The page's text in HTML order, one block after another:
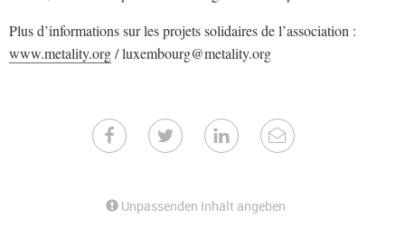
Plus d’informations sur les projets solidaires de l’association :
www.metality.org/ luxembourg@metality.org
Unpassenden Inhalt angeben